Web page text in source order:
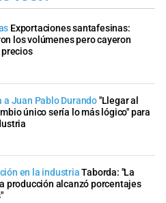
Exportaciones santafesinas:
los volúmenes pero cayeron
a Juan Pablo Durando"Llegar al
único sería lo más lógico" para
en la industria Taborda: "La
producción alcanzó porcentajes